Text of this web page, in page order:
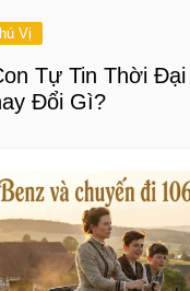
Vị
Tự Tin Thời
Đổi Gì?